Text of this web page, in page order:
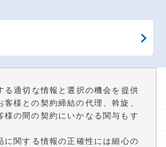
適切な情報と選択の機会を提供
様との契約締結の代理、斡旋、
の間の契約にいかなる関与もす
関する情報の正確性には細心の